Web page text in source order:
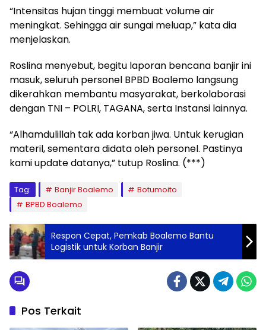
“Intensitas hujan tinggi membuat volume air
meningkat. Sehingga air sungai meluap,” kata dia
menjelaskan.
Roslina menyebut, begitu laporan bencana banjir ini
masuk, seluruh personel BPBD Boalemo langsung
dikerahkan membantu masyarakat, berkolaborasi
dengan TNI – POLRI, TAGANA, serta Instansi lainnya.
“Alhamdulillah tak ada korban jiwa. Untuk kerugian
materil, sementara didata oleh personel. Pastinya
kami update datanya,” tutup Roslina. (***)
Tag: Banjir Boalemo
Botumoito
BPBD Boalemo
Respon Cepat, Pemkab Boalemo Bantu
Logistik untuk Korban Banjir
Pos Terkait